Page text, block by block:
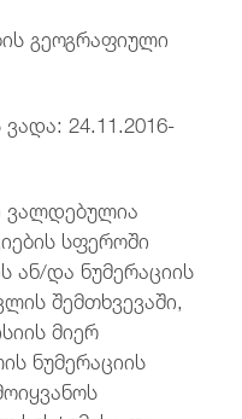
გეოგრაფიული
24.11.2016-
სფეროში
ან/და ნუმერაციის
შემთხვევაში,
მიერ
ნუმერაციის